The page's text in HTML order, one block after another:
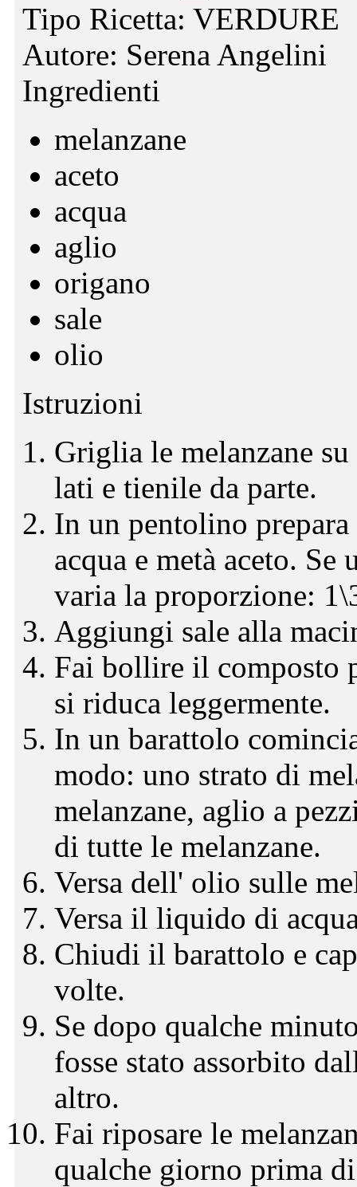
Tipo Ricetta: VERDURE
Autore: Serena Angelini
Ingredienti
melanzane
aceto
acqua
aglio
origano
sale
olio
Istruzioni
Griglia le melanzane
lati e tienile da parte.
In un pentolino
acqua e metà aceto.
varia la proporzione:
Aggiungi sale alla
Fai bollire il composto
si riduca leggermente.
In un barattolo
modo: uno strato di
melanzane, aglio a
di tutte le melanzane.
Versa dell' olio sulle
Versa il liquido di
Chiudi il barattolo e
volte.
Se dopo qualche
fosse stato assorbito
altro.
Fai riposare le
qualche giorno prima